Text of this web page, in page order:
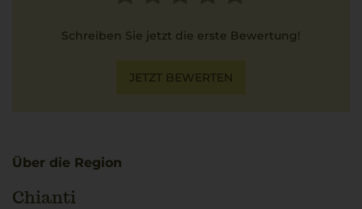
Schreiben Sie jetzt die erste Bewertung!
JETZT BEWERTEN
Über die Region
Chianti